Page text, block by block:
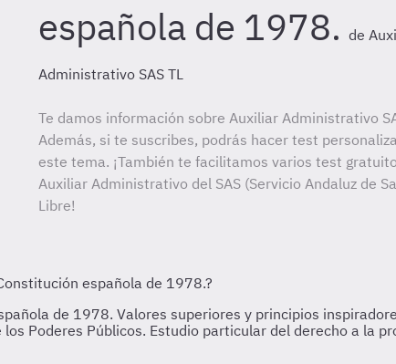
española de 1978. de
Administrativo SAS TL
Te damos información sobre Auxiliar Administrativo
Además, si te suscribes, podrás hacer test
este tema. ¡También te facilitamos varios test
Auxiliar Administrativo del SAS (Servicio Andaluz de
Libre!